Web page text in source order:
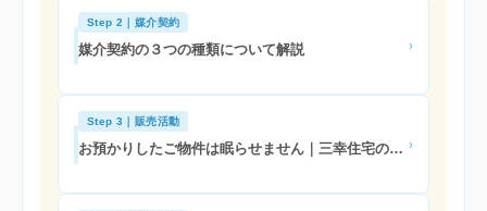
Step 2｜媒介契約
媒介契約の３つの種類について解説 ›
Step 3｜販売活動
お預かりしたご物件は眠らせません｜三幸住宅の販売活動を解説 ›